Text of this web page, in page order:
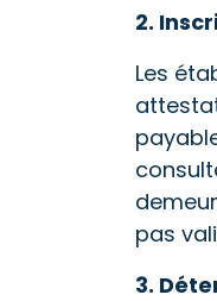
2.
Les
pas
3.